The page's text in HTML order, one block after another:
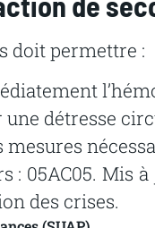
doit permettre :
une détresse
mesures
: 05AC05. Mis
des crises.